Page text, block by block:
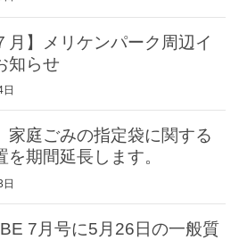
月】メリケンパーク周辺イ
知らせ
家庭ごみの指定袋に関する
を期間延長します。
7月号に5月26日の一般質